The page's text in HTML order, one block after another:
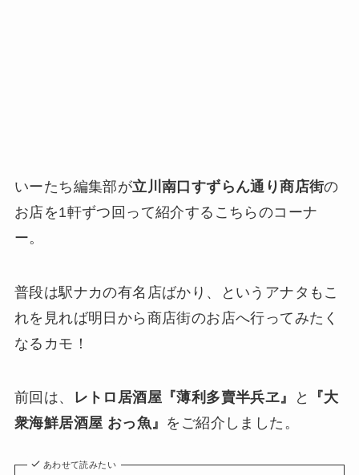
いーたち編集部が立川南口すずらん通り商店街の
お店を1軒ずつ回って紹介するこちらのコーナ
ー。
普段は駅ナカの有名店ばかり、というアナタもこ
れを見れば明日から商店街のお店へ行ってみたく
なるカモ！
前回は、 レトロ居酒屋『薄利多賣半兵ヱ』 と
『大
衆海鮮居酒屋 おっ魚』 をご紹介しました。
あわせて読みたい